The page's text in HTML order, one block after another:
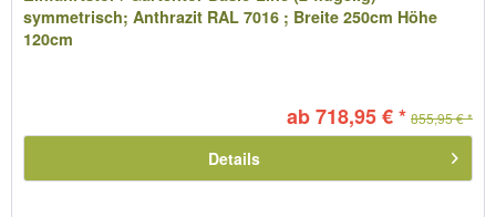
symmetrisch; Anthrazit RAL 7016 ; Breite 250cm Höhe
120cm
ab 718,95 € * 855,95 € *
Details